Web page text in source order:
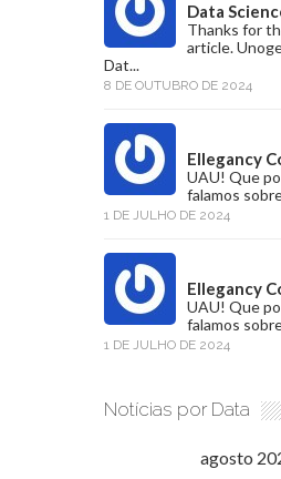
Data
Thanks for
article.
Dat...
8 DE OUTUBRO DE 2024
Ellegancy
UAU! Que
falamos
1 DE JULHO DE 2024
Ellegancy
UAU! Que
falamos
1 DE JULHO DE 2024
Notícias por Data
agosto